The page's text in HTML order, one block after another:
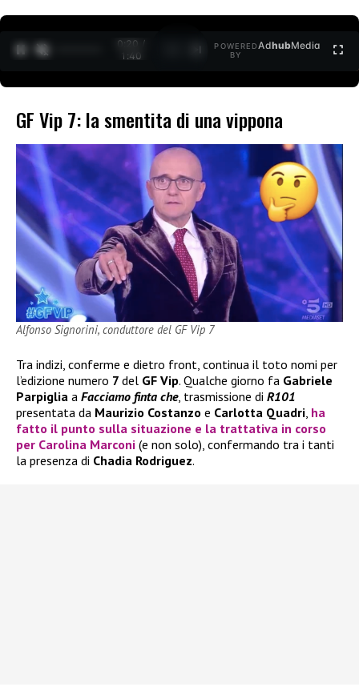
0:22 /
1:40
POWERED
BY
AdhubMedia
GF Vip 7: la smentita di una vippona
Alfonso Signorini, conduttore del GF Vip 7
Tra indizi, conferme e dietro front, continua il toto nomi per
l’edizione numero 7 del GF Vip. Qualche giorno fa Gabriele
Parpiglia a Facciamo finta che, trasmissione di R101
presentata da Maurizio Costanzo e Carlotta Quadri ha
fatto il punto sulla situazione e la trattativa in corso
per Carolina Marconi (e non solo), confermando tra i tanti
la presenza di Chadia Rodriguez.